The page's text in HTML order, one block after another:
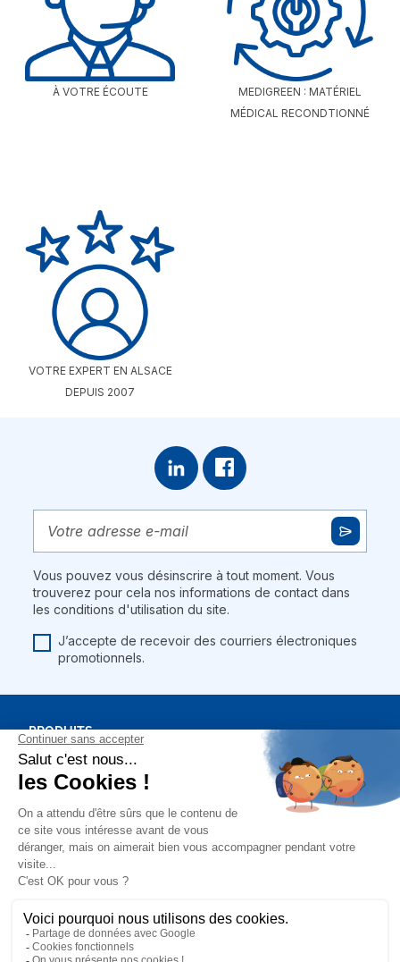
À VOTRE ÉCOUTE
MEDIGREEN : MATÉRIEL
MÉDICAL RECONDTIONNÉ
VOTRE EXPERT EN ALSACE
DEPUIS 2007
Vous pouvez vous désinscrire à tout moment. Vous
trouverez pour cela nos informations de contact dans
les conditions d'utilisation du site.
J’accepte de recevoir des courriers électroniques
promotionnels.
PRODUITS
BONS PLANS
NOTRE SOCIÉTÉ
MON COMPTE
Conditions générales de vente